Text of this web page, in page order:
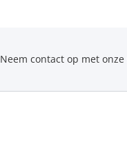
Neem contact op met